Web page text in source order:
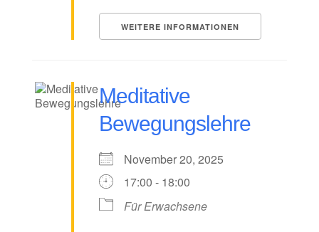
WEITERE INFORMATIONEN
Meditative
Bewegungslehre
November 20, 2025
17:00 - 18:00
Für Erwachsene